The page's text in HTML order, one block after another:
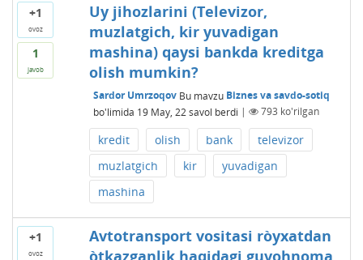
+1
ovoz
1
javob
Uy jihozlarini (Televizor,
muzlatgich, kir yuvadigan
mashina) qaysi bankda kreditga
olish mumkin?
Sardor Umrzoqov Bu mavzu Biznes va savdo-sotiq
bo'limida 19 May, 22 savol berdi | 793 ko'rilgan
kredit olish bank
televizor
muzlatgich
kir
yuvadigan
mashina
+1
ovoz
Avtotransport vositasi ròyxatdan
òtkazganlik haqidagi guvohnoma